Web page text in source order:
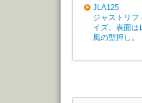
JLA125
ジャストリフ
イズ。表面は
風の型押し。